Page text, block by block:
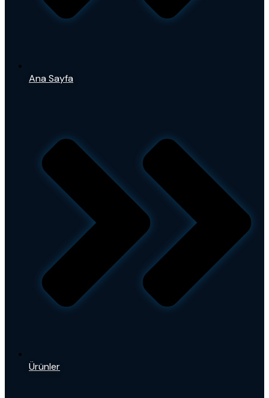
Ana Sayfa
Ürünler